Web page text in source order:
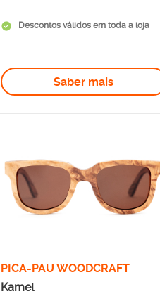
Descontos válidos em toda a loja
Saber mais
PICA-PAU WOODCRAFT
Kamel